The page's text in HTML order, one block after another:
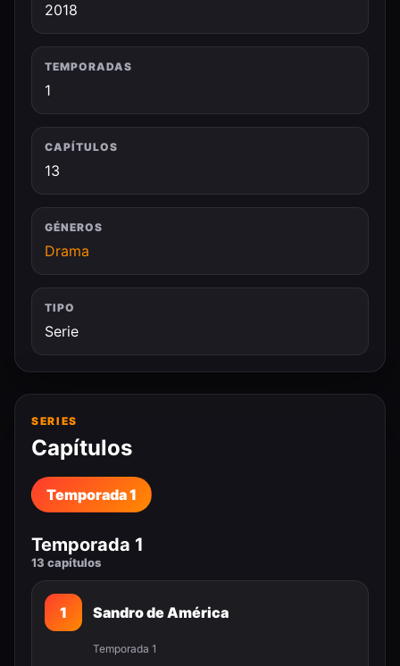
2018
TEMPORADAS
1
CAPÍTULOS
13
GÉNEROS
Drama
TIPO
Serie
SERIES
Capítulos
Temporada 1
Temporada 1
13 capítulos
1 Sandro de América
Temporada 1